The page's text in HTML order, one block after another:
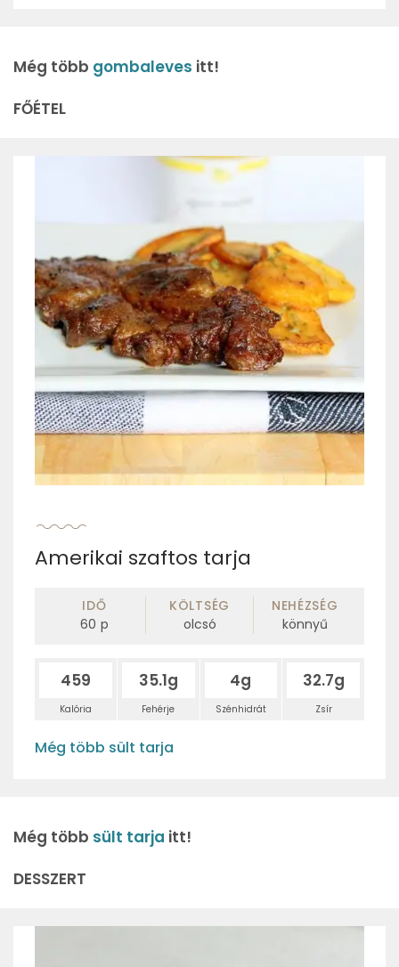
Még több gombaleves itt!
FŐÉTEL
Amerikai szaftos tarja
IDŐ
60 p
KÖLTSÉG
olcsó
NEHÉZSÉG
könnyű
459
Kalória
35.1g
Fehérje
4g
Szénhidrát
32.7g
Zsír
Még több sült tarja
Még több sült tarja itt!
DESSZERT